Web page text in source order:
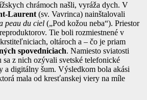
chrámoch našli, vyráža dych. V
Laurent (sv. Vavrinca) nainštalovali
peau du ciel („Pod kožou neba“). Priestor
Tie boli rozmiestnené v
oltároch a – čo je priam
spovedniciach. Namiesto sviatosti
sa z nich ozývali svetské telefonické
a digitálny šum. Výsledkom bola akási
mala od kresťanskej viery na míle